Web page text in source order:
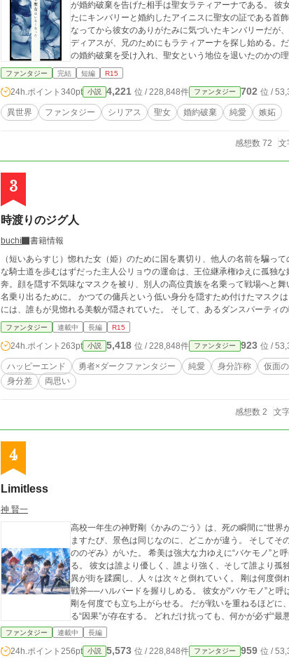
が婚約破棄を告げた相手は聖女ラティアーナである。
たにキンバリーと婚約したアイニスに聖女の証である首
なってから彼女のありがたみに気づいたキンバリーだが
ディアスが、兄のためにもラティアーナを探し始める。
の婚約破棄を受け入れ、聖女という地位を退いたのか
ファンタジー 完結 短編 R15
24h.ポイント 340pt 小説 4,221 位 / 228,848件 ファンタジー 702 位 /
異世界 ファンタジー シリアス 聖女 婚約破棄 純愛 嫉妬
感想数 72 文
3
時渡りのジグ人
buchi
書籍情報
（短いあらすじ）惚れた女（姫）のために国を裏切り、他人の名前を騙ってのし上がる。 （長いあらすじ）王に
な騎士道を歩むはずだった主人公リョウの運命は、王位継承権ゆえに孤独な姫との再会から、
奔。顔を隠す不気味なマスクを被り、別人の高位貴族を名乗って戦場へと
名乗り出るために。 かつての傭兵という低い身分を隠すため付けたマスクは、「醜い素顔を隠している」と蔑まれたが、実はその下
には、誰もが見惚れる美貌が隠されていた。 そして、あるダンスパーティの晩、ついにマスクをとって現れた。 「悪魔の使い」「時
渡りのジグ人」と呼ばれ、宮廷の陰謀にも圧倒的な武功で勝ち抜き、また
クな（でも、時々コメディな）、ピカレスク（悪漢）・ダークファンタジー。 完結済み。最後まで情け容赦なく投稿します。３０
字くらい。１日に2話くらいのペース配分で。のんびり行くよ～。男性向けかもわかりません。 マスク被ら
得たり、主人公はめちゃくちゃ目立ちまくります。
ファンタジー 連載中 長編 R15
24h.ポイント 263pt 小説 5,418 位 / 228,848件 ファンタジー 923 位 /
ハッピーエンド 勇者×ダークファンタジー 純愛 身分詐称 仮面
身分差
両思い
感想数 2 文
4
Limitless
神 賢一
高校一年生の神野剛《かみのごう》は、死の瞬間に“世
ますたび、景色は同じなのに、どこかが違う。 そして
ののぞみ》がいた。 希美は強大な力ゆえに“バケモノ”と呼ばれ、周囲から恐れられていた。 だが剛だけは知ってい
る。 彼女は誰より優しく、誰より強く、そして誰より孤独だということを。 妖魔が
異が街を蹂躙し、人々は次々と倒れていく。 剛は何度倒れても、何度絶望しても、 希美の隣に立つために、長柄の
戦斧──ハルバードを握りしめる。 彼女が“バケモノ”と呼ばれるなら、 「俺もバケモノになる」 その覚悟だけが、
剛を何度でも立ち上がらせる。 だが戦いを重ねるほどに、剛は気付いていく。 この世界には、破滅へと収束す
る“因果”が存在する。 どれだけ抗っても、何かが必ず“最悪の結末”へ導こうとしてくる。 剛と希美は仲間たちと共
に戦いながら、 少しずつ“世界の仕組み”に触れていく。 どうして希美は黒い法力を持って生まれたのか。 どうして
ている一人の少女の存在があった。 剛はその涙の意味を知った時、 自分が何のために戦ってきたのかを理解する。
ファンタジー 連載中 長編
24h.ポイント 256pt 小説 5,573 位 / 228,848件 ファンタジー 959 位 /